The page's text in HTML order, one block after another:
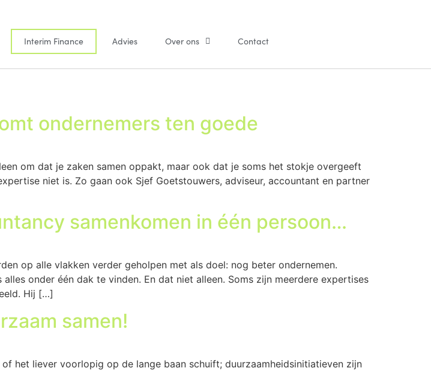
Interim Finance Advies Over ons Contact
ondernemers ten goede
om dat je zaken samen oppakt, maar ook dat je soms het stokje overgeeft
niet is. Zo gaan ook Sjef Goetstouwers, adviseur, accountant en partner
samenkomen in één persoon…
op alle vlakken verder geholpen met als doel: nog beter ondernemen.
onder één dak te vinden. En dat niet alleen. Soms zijn meerdere expertises
Hij […]
samen!
het liever voorlopig op de lange baan schuift; duurzaamheidsinitiatieven zijn